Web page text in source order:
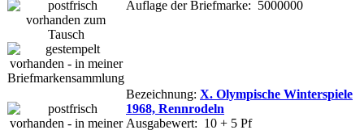
Auflage der Briefmarke: 5000000
Bezeichnung: X. Olympische Winterspiele
1968, Rennrodeln
Ausgabewert: 10 + 5 Pf